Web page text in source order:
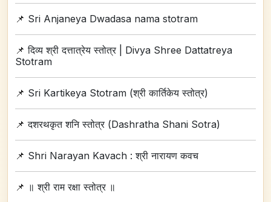
📌 Sri Anjaneya Dwadasa nama stotram
📌दिव्य श्री दत्तात्रेय स्तोत्र | Divya Shree Dattatreya
Stotram
📌 Sri Kartikeya Stotram (श्री कार्तिकेय स्तोत्र)
📌दशरथकृत शनि स्तोत्र (Dashratha Shani Sotra)
📌 Shri Narayan Kavach : श्री नारायण कवच
📌 ॥ श्री राम रक्षा स्तोत्र ॥